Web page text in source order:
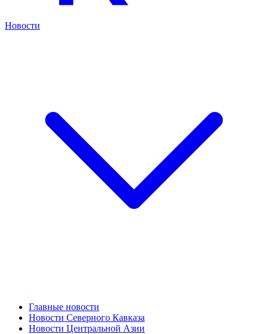
Новости
Главные новости
Новости Северного Кавказа
Новости Центральной Азии